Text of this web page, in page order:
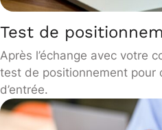
Test de
Après l’échange avec votre
test de positionnement pour
d’entrée.